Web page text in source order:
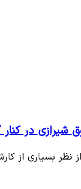
در کنار
نظر بسیاری از